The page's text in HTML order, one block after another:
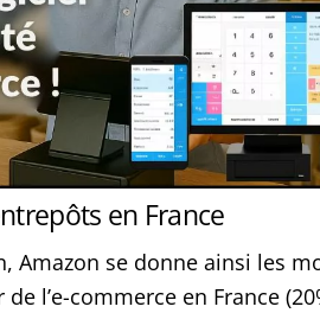
en France
Amazon se donne ainsi les
l’e-commerce en France